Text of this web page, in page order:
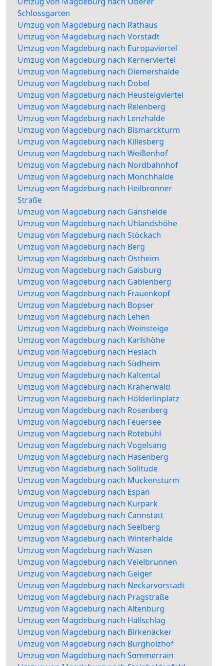
Schlossgarten
Umzug von Magdeburg nach Rathaus
Umzug von Magdeburg nach Vorstadt
Umzug von Magdeburg nach Europaviertel
Umzug von Magdeburg nach Kernerviertel
Umzug von Magdeburg nach Diemershalde
Umzug von Magdeburg nach Dobel
Umzug von Magdeburg nach Heusteigviertel
Umzug von Magdeburg nach Relenberg
Umzug von Magdeburg nach Lenzhalde
Umzug von Magdeburg nach Bismarckturm
Umzug von Magdeburg nach Killesberg
Umzug von Magdeburg nach Weißenhof
Umzug von Magdeburg nach Nordbahnhof
Umzug von Magdeburg nach Mönchhalde
Umzug von Magdeburg nach Heilbronner
Straße
Umzug von Magdeburg nach Gänsheide
Umzug von Magdeburg nach Uhlandshöhe
Umzug von Magdeburg nach Stöckach
Umzug von Magdeburg nach Berg
Umzug von Magdeburg nach Ostheim
Umzug von Magdeburg nach Gaisburg
Umzug von Magdeburg nach Gablenberg
Umzug von Magdeburg nach Frauenkopf
Umzug von Magdeburg nach Bopser
Umzug von Magdeburg nach Lehen
Umzug von Magdeburg nach Weinsteige
Umzug von Magdeburg nach Karlshöhe
Umzug von Magdeburg nach Heslach
Umzug von Magdeburg nach Südheim
Umzug von Magdeburg nach Kaltental
Umzug von Magdeburg nach Kräherwald
Umzug von Magdeburg nach Hölderlinplatz
Umzug von Magdeburg nach Rosenberg
Umzug von Magdeburg nach Feuersee
Umzug von Magdeburg nach Rotebühl
Umzug von Magdeburg nach Vogelsang
Umzug von Magdeburg nach Hasenberg
Umzug von Magdeburg nach Solitude
Umzug von Magdeburg nach Muckensturm
Umzug von Magdeburg nach Espan
Umzug von Magdeburg nach Kurpark
Umzug von Magdeburg nach Cannstatt
Umzug von Magdeburg nach Seelberg
Umzug von Magdeburg nach Winterhalde
Umzug von Magdeburg nach Wasen
Umzug von Magdeburg nach Veielbrunnen
Umzug von Magdeburg nach Geiger
Umzug von Magdeburg nach Neckarvorstadt
Umzug von Magdeburg nach Pragstraße
Umzug von Magdeburg nach Altenburg
Umzug von Magdeburg nach Hallschlag
Umzug von Magdeburg nach Birkenäcker
Umzug von Magdeburg nach Burgholzhof
Umzug von Magdeburg nach Sommerrain